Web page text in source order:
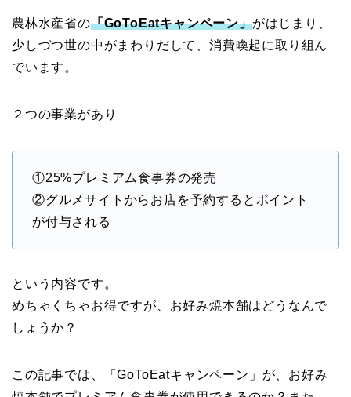
農林水産省の「GoToEatキャンペーン」がはじまり、
少しづつ世の中がまわりだして、消費喚起に取り組ん
でいます。
２つの事業があり
①25%プレミアム食事券の発売
②グルメサイトからお店を予約するとポイント
が付与される
という内容です。
めちゃくちゃお得ですが、お好み焼本舗はどうなんで
しょうか？
この記事では、「GoToEatキャンペーン」が、お好み